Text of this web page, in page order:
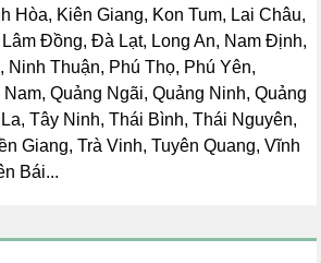
Hòa, Kiên Giang, Kon Tum, Lai Châu,
Đồng, Đà Lạt, Long An, Nam Định,
Ninh Thuận, Phú Thọ, Phú Yên,
Quảng Ngãi, Quảng Ninh, Quảng
Tây Ninh, Thái Bình, Thái Nguyên,
Giang, Trà Vinh, Tuyên Quang, Vĩnh
Bái...